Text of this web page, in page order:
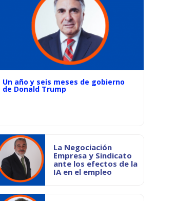
Un año y seis meses de gobierno
de Donald Trump
La Negociación
Empresa y Sindicato
ante los efectos de la
IA en el empleo